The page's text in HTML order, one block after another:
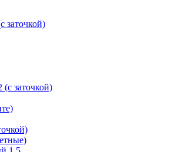
заточкой)
заточкой)